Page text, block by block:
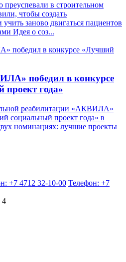
в строительном
чтобы создать
заново двигаться пациентов
Идея о соз...
победил в конкурсе
года»
реабилитации «АКВИЛА»
социальный проект года» в
номинациях: лучшие проекты
+7 4712 32-10-00 Телефон: +7
4